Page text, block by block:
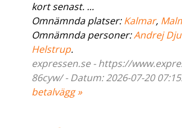
kort senast. ...
Omnämnda platser:Kalmar,
Omnämnda personer:Andrej
Helstrup.
expressen.se - https://
86cyw/ - Datum: 2026-07-20
betalvägg »